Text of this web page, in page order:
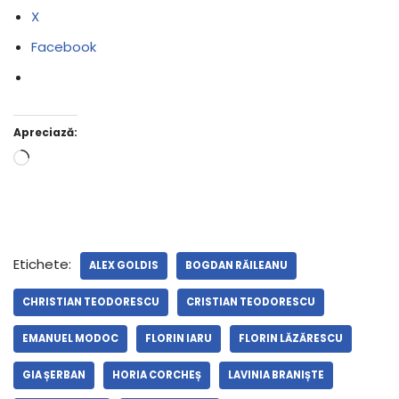
X
Facebook
Apreciază:
Etichete: ALEX GOLDIS BOGDAN RĂILEANU
CHRISTIAN TEODORESCU CRISTIAN TEODORESCU
EMANUEL MODOC FLORIN IARU FLORIN LĂZĂRESCU
GIA ȘERBAN HORIA CORCHEȘ LAVINIA BRANIȘTE